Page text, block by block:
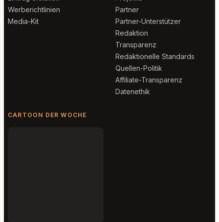
Werberichtlinien
Media-Kit
Partner
Partner-Unterstützer
Redaktion
Transparenz
Redaktionelle Standards
Quellen-Politik
Affiliate-Transparenz
Datenethik
CARTOON DER WOCHE